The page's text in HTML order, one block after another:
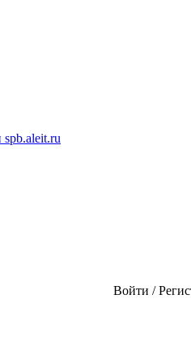
spb.aleit.ru
Войти /